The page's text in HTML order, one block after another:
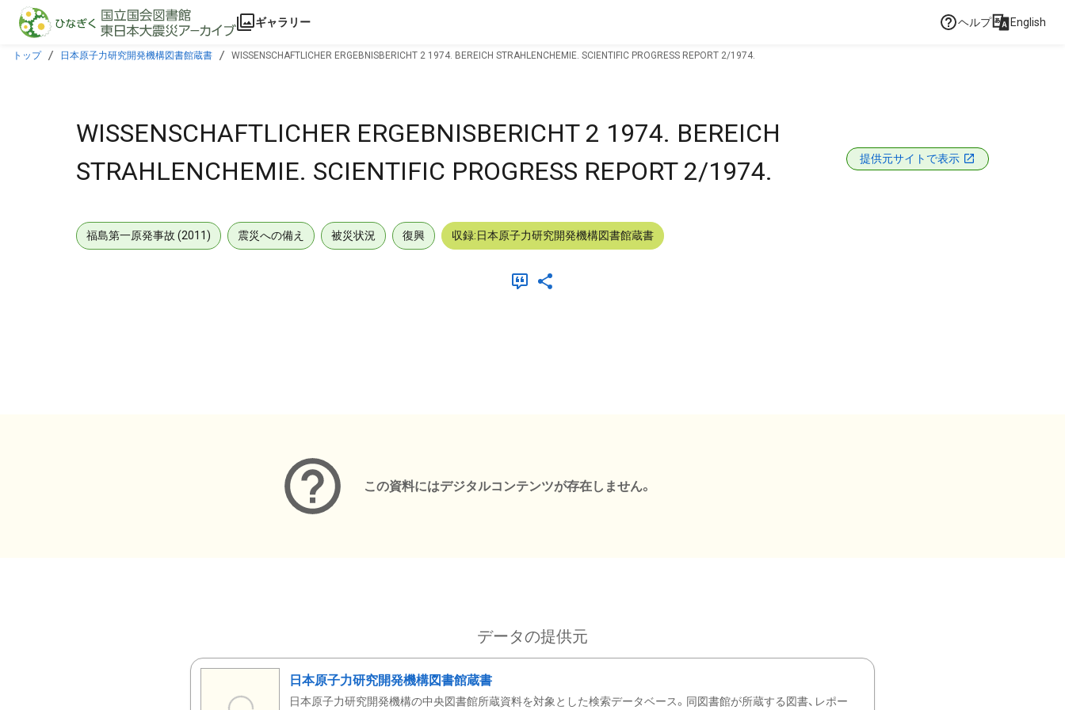
本文に飛ぶ
ギャラリー ヘルプ English
トップ 日本原子力研究開発機構図書館蔵書 WISSENSCHAFTLICHER ERGEBNISBERICHT 2 1974. BEREICH STRAHLENCHEMIE. SCIENTIFIC PROGRESS REPORT 2/1974.
WISSENSCHAFTLICHER ERGEBNISBERICHT 2 1974. BEREICH
STRAHLENCHEMIE. SCIENTIFIC PROGRESS REPORT 2/1974.
提供元サイトで表示
福島第一原発事故 (2011) 震災への備え 被災状況 復興 収録:日本原子力研究開発機構図書館蔵書
この資料にはデジタルコンテンツが存在しません。
データの提供元
日本原子力研究開発機構図書館蔵書
日本原子力研究開発機構の中央図書館所蔵資料を対象とした検索データベース。同図書館が所蔵する図書、レポー